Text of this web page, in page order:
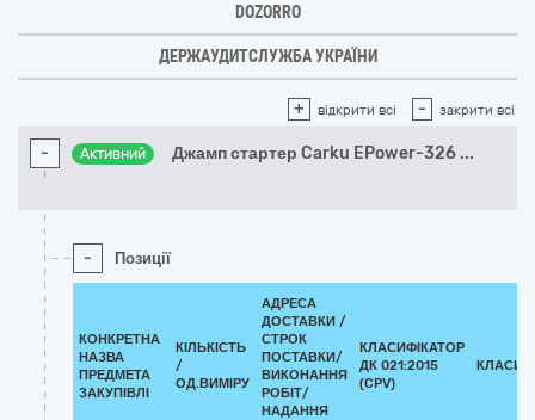
DOZORRO
ДЕРЖАУДИТСЛУЖБА УКРАЇНИ
+ відкрити всі - закрити всі
- Активний Джамп стартер Carku EPower-326 ...
- Позиції
КОНКРЕТНА
НАЗВА
ПРЕДМЕТА
ЗАКУПІВЛІ
КІЛЬКІСТЬ
/
ОД.ВИМІРУ
АДРЕСА
ДОСТАВКИ /
СТРОК
ПОСТАВКИ/
ВИКОНАННЯ
РОБІТ/
НАДАННЯ
КЛАСИФІКАТОР
ДК 021:2015
(CPV)